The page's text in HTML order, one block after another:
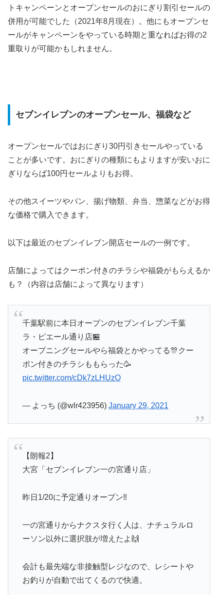
トキャンペーンとオープンセールのおにぎり割引セールの
併用が可能でした（2021年8月現在）。他にもオープンセ
ールがキャンペーンをやっている時期と重なればお得の2
重取りが可能かもしれません。
セブンイレブンのオープンセール、福袋など
オープンセールではおにぎり30円引きセールやっている
ことが多いです。おにぎりの種類にもよりますが安いおに
ぎりならば100円セールよりもお得。
その他スイーツやパン、揚げ物類、弁当、惣菜などがお得
な価格で購入できます。
以下は最近のセブンイレブン開店セールの一例です。
店舗によってはクーポン付きのチラシや福袋がもらえるか
も？（内容は店舗によって異なります）
千葉駅前に本日オープンのセブンイレブン千葉
ラ・ピエール通り店🏪
オープニングセールやら福袋とかやってる🎊クー
ポン付きのチラシももらった🥳
pic.twitter.com/cDk7zLHUzO
— よっち (@wlr423956) January 29, 2021
【朗報2】
大宮「セブンイレブン一の宮通り店」
昨日1/20に予定通りオープン‼️
一の宮通りからナクスタ行く人は、ナチュラルロ
ーソン以外に選択肢が増えたよ🙌
会計も最先端な非接触型レジなので、レシートや
お釣りが自動で出てくるので快適。